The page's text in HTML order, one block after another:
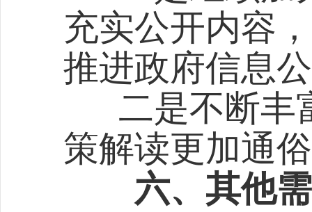
充实公开内容
推进政府信息
二是不断丰
策解读更加通
六、其他需